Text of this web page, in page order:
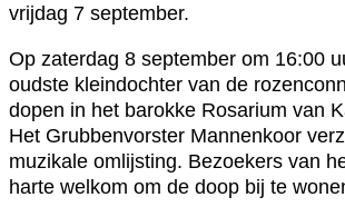
vrijdag 7 september.
Op zaterdag 8 september om 16:00
oudste kleindochter van de
dopen in het barokke Rosarium van
Het Grubbenvorster Mannenkoor
muzikale omlijsting. Bezoekers van
harte welkom om de doop bij te